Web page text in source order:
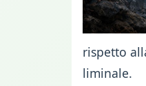
rispetto
liminale.